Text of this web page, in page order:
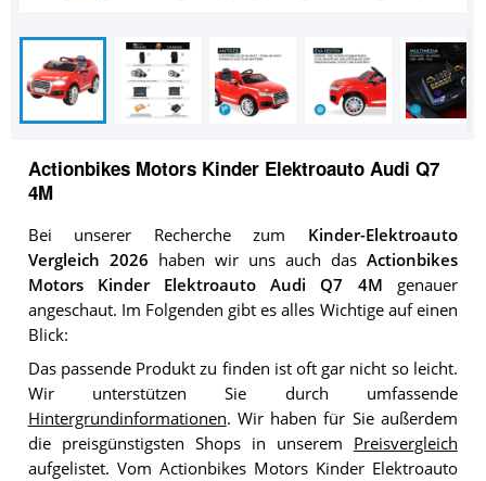
Actionbikes Motors Kinder Elektroauto Audi Q7
4M
Bei unserer Recherche zum Kinder-Elektroauto
Vergleich 2026 haben wir uns auch das Actionbikes
Motors Kinder Elektroauto Audi Q7 4M genauer
angeschaut. Im Folgenden gibt es alles Wichtige auf einen
Blick:
Das passende Produkt zu finden ist oft gar nicht so leicht.
Wir unterstützen Sie durch umfassende
Hintergrundinformationen. Wir haben für Sie außerdem
die preisgünstigsten Shops in unserem Preisvergleich
aufgelistet. Vom Actionbikes Motors Kinder Elektroauto